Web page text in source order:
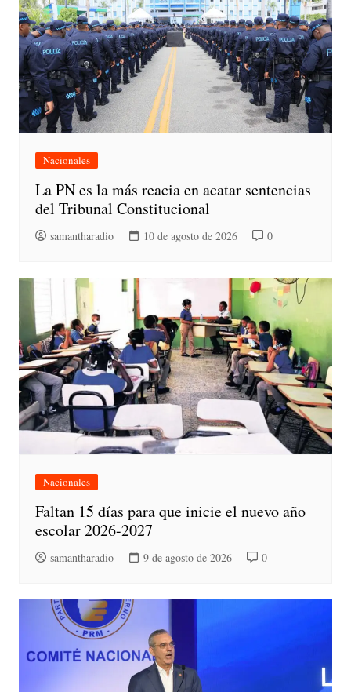
Nacionales
La PN es la más reacia en acatar sentencias
del Tribunal Constitucional
samantharadio 10 de agosto de 2026 0
Nacionales
Faltan 15 días para que inicie el nuevo año
escolar 2026-2027
samantharadio 9 de agosto de 2026 0